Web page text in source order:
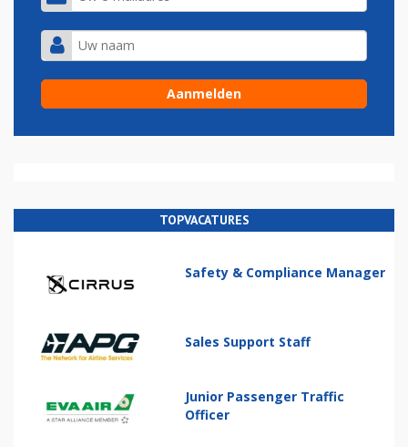
TOPVACATURES
Safety & Compliance Manager
Sales Support Staff
Junior Passenger Traffic
Officer